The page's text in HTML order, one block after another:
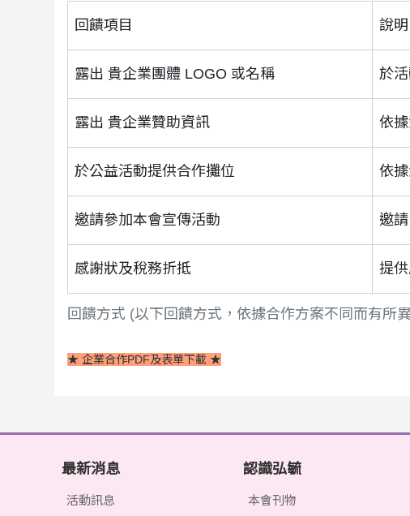
回饋方式 (以下回饋方式，依據合作方案不同而有所
回饋項目 說明
露出 貴企業團體 LOGO 或名稱 於
露出 貴企業贊助資訊 依
於公益活動提供合作攤位 依
邀請參加本會宣傳活動 邀
感謝狀及稅務折抵 提
★ 企業合作PDF及表單下載 ★
最新消息
活動訊息
認識弘毓
本會刊物